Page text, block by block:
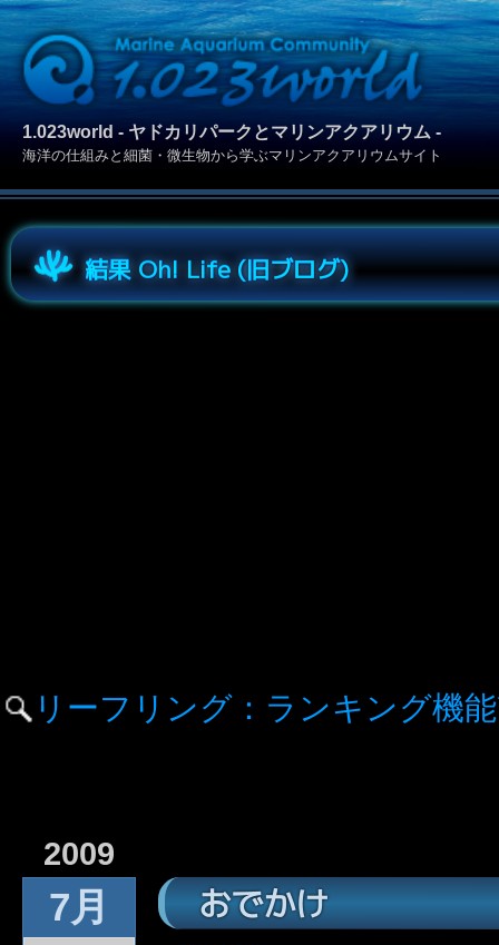
1.023world - ヤドカリパークとマリンアクアリウム -
海洋の仕組みと細菌・微生物から学ぶマリンアクアリウムサイト
結果 Oh! Life (旧ブログ)
リーフリング：ランキング機
2009
7月 おでかけ